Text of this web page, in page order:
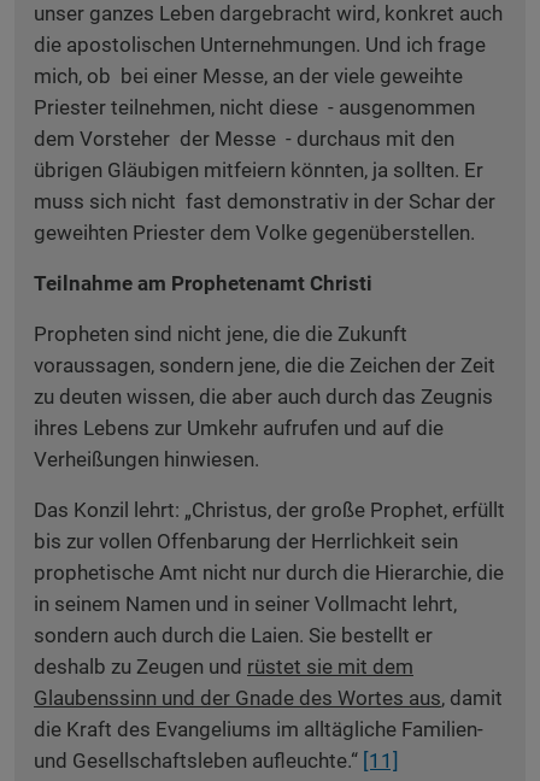
unser ganzes Leben dargebracht wird, konkret auch
die apostolischen Unternehmungen. Und ich frage
mich, ob bei einer Messe, an der viele geweihte
Priester teilnehmen, nicht diese - ausgenommen
dem Vorsteher der Messe - durchaus mit den
übrigen Gläubigen mitfeiern könnten, ja sollten. Er
muss sich nicht fast demonstrativ in der Schar der
geweihten Priester dem Volke gegenüberstellen.
Teilnahme am Prophetenamt Christi
Propheten sind nicht jene, die die Zukunft
voraussagen, sondern jene, die die Zeichen der Zeit
zu deuten wissen, die aber auch durch das Zeugnis
ihres Lebens zur Umkehr aufrufen und auf die
Verheißungen hinwiesen.
Das Konzil lehrt: „Christus, der große Prophet, erfüllt
bis zur vollen Offenbarung der Herrlichkeit sein
prophetische Amt nicht nur durch die Hierarchie, die
in seinem Namen und in seiner Vollmacht lehrt,
sondern auch durch die Laien. Sie bestellt er
deshalb zu Zeugen und rüstet sie mit dem
Glaubenssinn und der Gnade des Wortes aus, damit
die Kraft des Evangeliums im alltägliche Familien-
und Gesellschaftsleben aufleuchte.“ [11]